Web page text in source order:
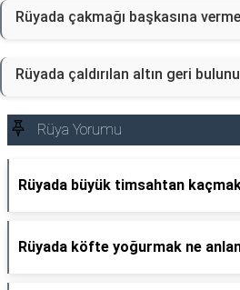
Rüyada çakmağı başkasına
Rüyada çaldırılan altın geri
Rüya Yorumu
Rüyada büyük timsahtan
Rüyada köfte yoğurmak ne